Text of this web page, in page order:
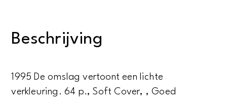
Beschrijving
1995 De omslag vertoont een lichte
verkleuring. 64 p., Soft Cover, , Goed